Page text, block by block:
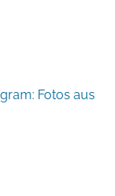
Fotos aus